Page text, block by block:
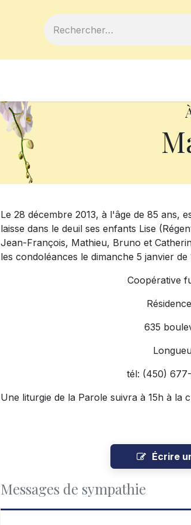
Le 28 décembre 2013, à l'âge de 85 ans,
laisse dans le deuil ses enfants Lise
Jean-François, Mathieu, Bruno et
les condoléances le dimanche 5 janvier de
Coopérative
635
tél: (450)
Une liturgie de la Parole suivra à 15h à la
Écrire
Messages de sympathie